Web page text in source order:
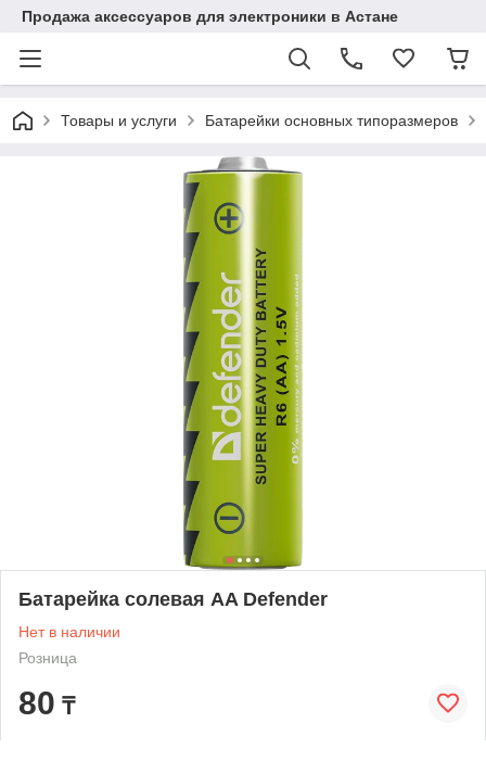
Продажа аксессуаров для электроники в Астане
Товары и услуги Батарейки основных типоразмеров
Батарейка солевая AA Defender
Нет в наличии
Розница
80 ₸